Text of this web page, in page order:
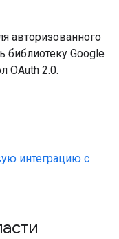
авторизованного
библиотеку Google
OAuth 2.0.
интеграцию с